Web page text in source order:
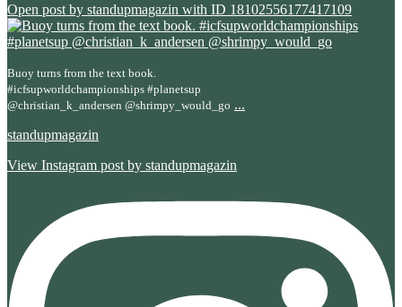
Open post by standupmagazin with ID 18102556177417109
Buoy turns from the text book.
#icfsupworldchampionships #planetsup
@christian_k_andersen @shrimpy_would_go ...
standupmagazin
View Instagram post by standupmagazin